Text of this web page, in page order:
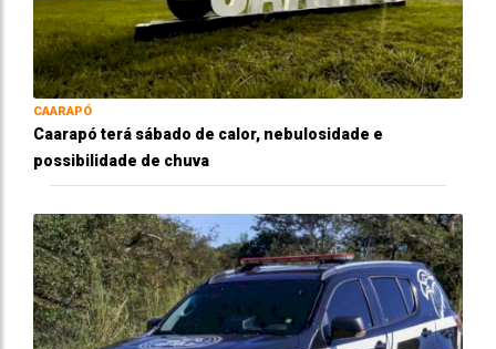
CAARAPÓ
Caarapó terá sábado de calor, nebulosidade e
possibilidade de chuva